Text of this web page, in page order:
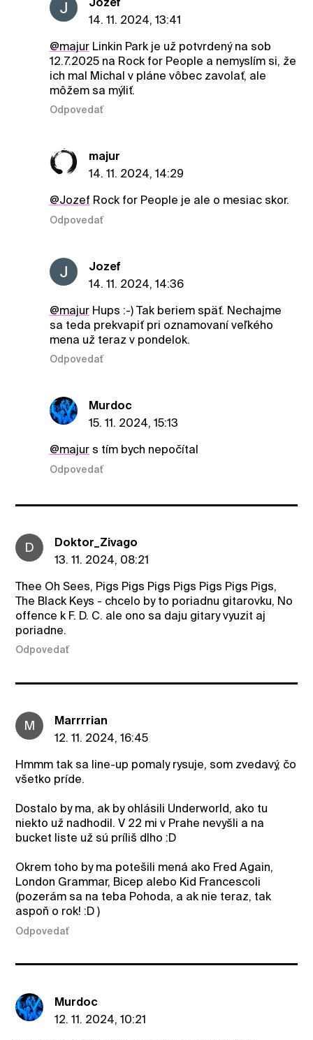
14. 11. 2024, 13:41
@majurLinkin Park je už potvrdený na sob
12.7.2025 na Rock for People a nemyslím si, že
ich mal Michal v pláne vôbec zavolať, ale
môžem sa mýliť.
Odpovedať
majur
14. 11. 2024, 14:29
@Jozef Rock for People je ale o mesiac skor.
Odpovedať
Jozef
14. 11. 2024, 14:36
@majurHups :-) Tak beriem späť. Nechajme
sa teda prekvapiť pri oznamovaní veľkého
mena už teraz v pondelok.
Odpovedať
Murdoc
15. 11. 2024, 15:13
@majurs tím bych nepočítal
Odpovedať
D
Doktor_Zivago
13. 11. 2024, 08:21
Thee Oh Sees, Pigs Pigs Pigs Pigs Pigs Pigs Pigs,
The Black Keys - chcelo by to poriadnu gitarovku, No
offence k F. D. C. ale ono sa daju gitary vyuzit aj
poriadne.
Odpovedať
M
Marrrrian
12. 11. 2024, 16:45
Hmmm tak sa line-up pomaly rysuje, som zvedavý, čo
všetko príde.
Dostalo by ma, ak by ohlásili Underworld, ako tu
niekto už nadhodil. V 22 mi v Prahe nevyšli a na
bucket liste už sú príliš dlho :D
Okrem toho by ma potešili mená ako Fred Again,
London Grammar, Bicep alebo Kid Francescoli
(pozerám sa na teba Pohoda, a ak nie teraz, tak
aspoň o rok! :D )
Odpovedať
Murdoc
12. 11. 2024, 10:21